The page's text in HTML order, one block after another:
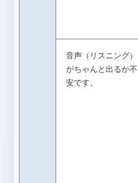
音声（リスニング）
がちゃんと出るか不
安です。